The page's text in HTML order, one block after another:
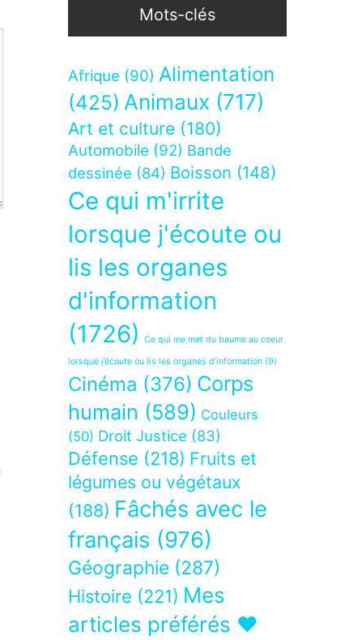
Mots-clés
Afrique (90) Alimentation
(425) Animaux (717)
Art et culture (180)
Automobile (92) Bande
dessinée (84) Boisson (148)
Ce qui m'irrite
lorsque j'écoute ou
lis les organes
d'information
(1726)
Ce qui me met du baume au coeur
lorsque j’écoute ou lis les organes d’information (9)
Cinéma (376) Corps
humain (589) Couleurs
(50) Droit Justice (83)
Défense (218) Fruits et
légumes ou végétaux
(188) Fâchés avec le
français (976)
Géographie (287)
Histoire (221) Mes
articles préférés ❤